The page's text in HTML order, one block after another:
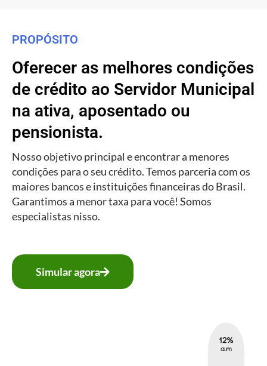
PROPÓSITO
Oferecer as melhores condições
de crédito ao Servidor Municipal
na ativa, aposentado ou
pensionista.
Nosso objetivo principal e encontrar a menores
condições para o seu crédito. Temos parceria com os
maiores bancos e instituições financeiras do Brasil.
Garantimos a menor taxa para você! Somos
especialistas nisso.
Simular agora